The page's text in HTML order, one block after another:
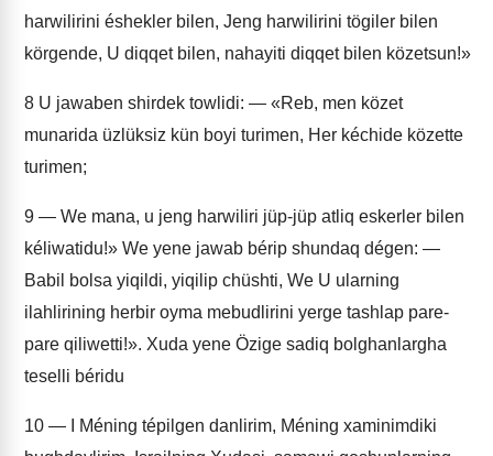
harwilirini éshekler bilen, Jeng harwilirini tögiler bilen
körgende, U diqqet bilen, nahayiti diqqet bilen közetsun!»
8 U jawaben shirdek towlidi: — «Reb, men közet
munarida üzlüksiz kün boyi turimen, Her kéchide közette
turimen;
9 — We mana, u jeng harwiliri jüp-jüp atliq eskerler bilen
kéliwatidu!» We yene jawab bérip shundaq dégen: —
Babil bolsa yiqildi, yiqilip chüshti, We U ularning
ilahlirining herbir oyma mebudlirini yerge tashlap pare-
pare qiliwetti!». Xuda yene Özige sadiq bolghanlargha
teselli béridu
10 — I Méning tépilgen danlirim, Méning xaminimdiki